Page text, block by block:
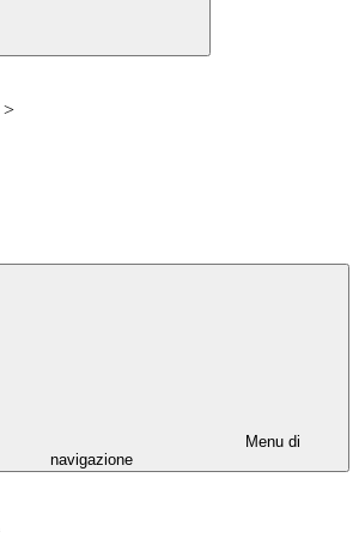
>
Menu di
navigazione